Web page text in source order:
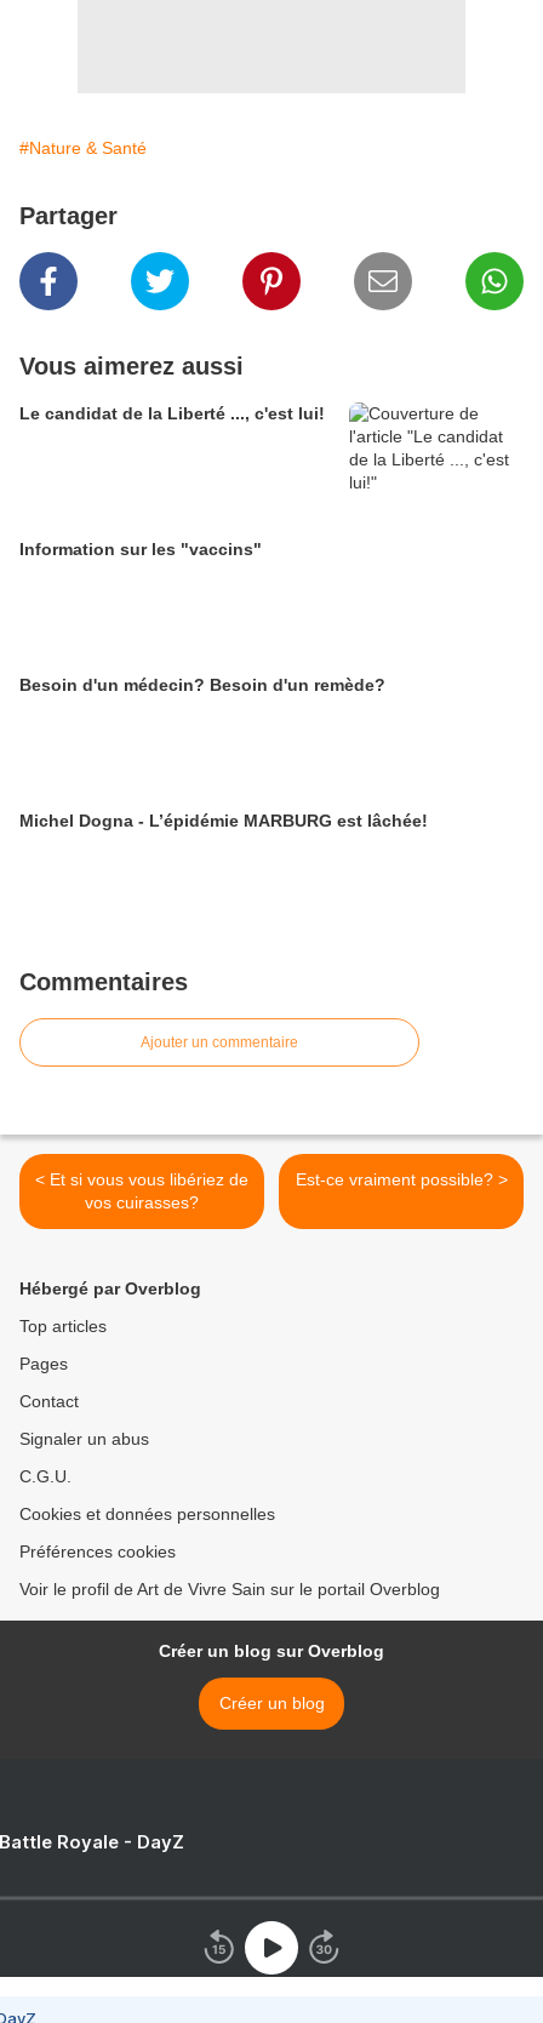
#Nature & Santé
Partager
Vous aimerez aussi
Le candidat de la Liberté ..., c'est lui!
Information sur les "vaccins"
Besoin d'un médecin? Besoin d'un remède?
Michel Dogna - L’épidémie MARBURG est lâchée!
Commentaires
Ajouter un commentaire
< Et si vous vous libériez de
vos cuirasses?
Est-ce vraiment possible? >
Hébergé par Overblog
Top articles
Pages
Contact
Signaler un abus
C.G.U.
Cookies et données personnelles
Préférences cookies
Voir le profil de Art de Vivre Sain sur le portail Overblog
Créer un blog sur Overblog
Créer un blog
Royale - DayZ